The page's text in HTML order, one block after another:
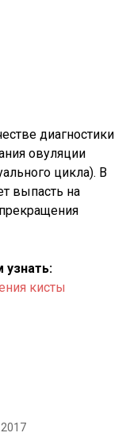
диагностики
овуляции
цикла). В
выпасть на
узнать:
кисты